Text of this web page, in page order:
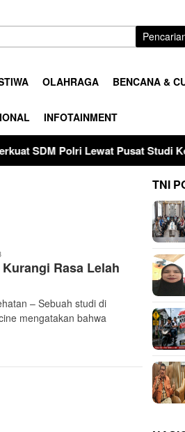
OLAHRAGA BENCANA &
INFOTAINMENT
Pusat Studi Kepolisian
Rasa Lelah
– Sebuah studi di
mengatakan bahwa
TNI